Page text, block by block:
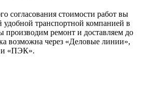
согласования стоимости работ вы
удобной транспортной компанией в
ремонт и доставляем до
возможна через «Деловые линии»,
«ПЭК».